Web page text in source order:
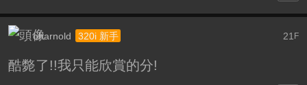
21 F
oharnold 320i 新手
酷斃了!!我只能欣賞的分!